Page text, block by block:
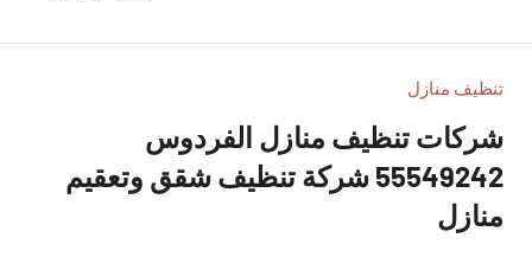
الكويت
للاعلانات
بالكويت
تنظيف منازل
شركات تنظيف منازل الفردوس
55549242 شركة تنظيف شقق وتعقيم
منازل